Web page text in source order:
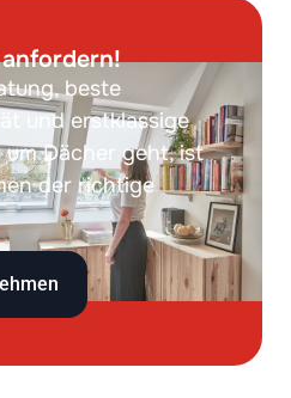
beste
und erstklassige
Dächer geht, ist
der richtige